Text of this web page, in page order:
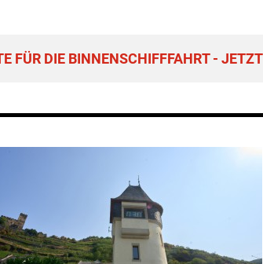
FÜR DIE BINNENSCHIFFFAHRT -